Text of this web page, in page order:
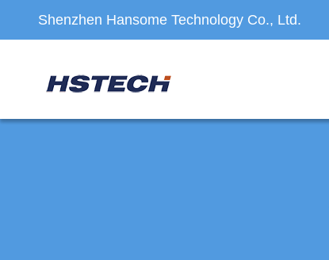
Shenzhen Hansome Technology Co., Ltd.